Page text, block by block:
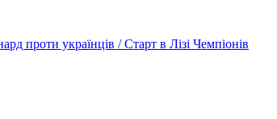
українців / Старт в Лізі Чемпіонів